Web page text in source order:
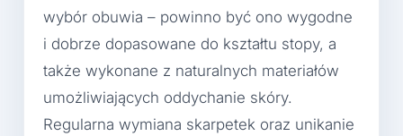
wybór obuwia – powinno być ono wygodne
i dobrze dopasowane do kształtu stopy, a
także wykonane z naturalnych materiałów
umożliwiających oddychanie skóry.
Regularna wymiana skarpetek oraz unikanie